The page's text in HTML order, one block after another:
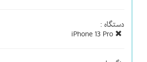
دستگاه :